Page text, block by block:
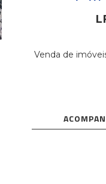
Venda de